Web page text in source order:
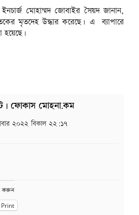
মোহাম্মদ জোবাইর সৈয়দ জানান,
মৃতদেহ উদ্ধার করেছে। এ ব্যাপারে
হয়েছে।
| ফোকাস মোহনা.কম
২০২২ বিকাল ২২:১৭
করুন
Print